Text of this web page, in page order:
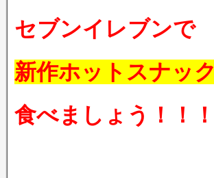
セブンイレブンで
新作ホットスナック
食べましょう！！！